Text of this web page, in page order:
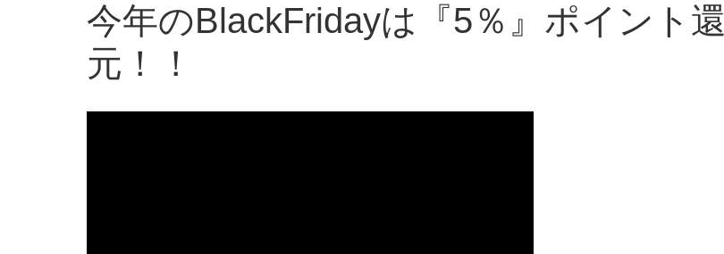
今年のBlackFridayは『5％』ポイント還
元！！